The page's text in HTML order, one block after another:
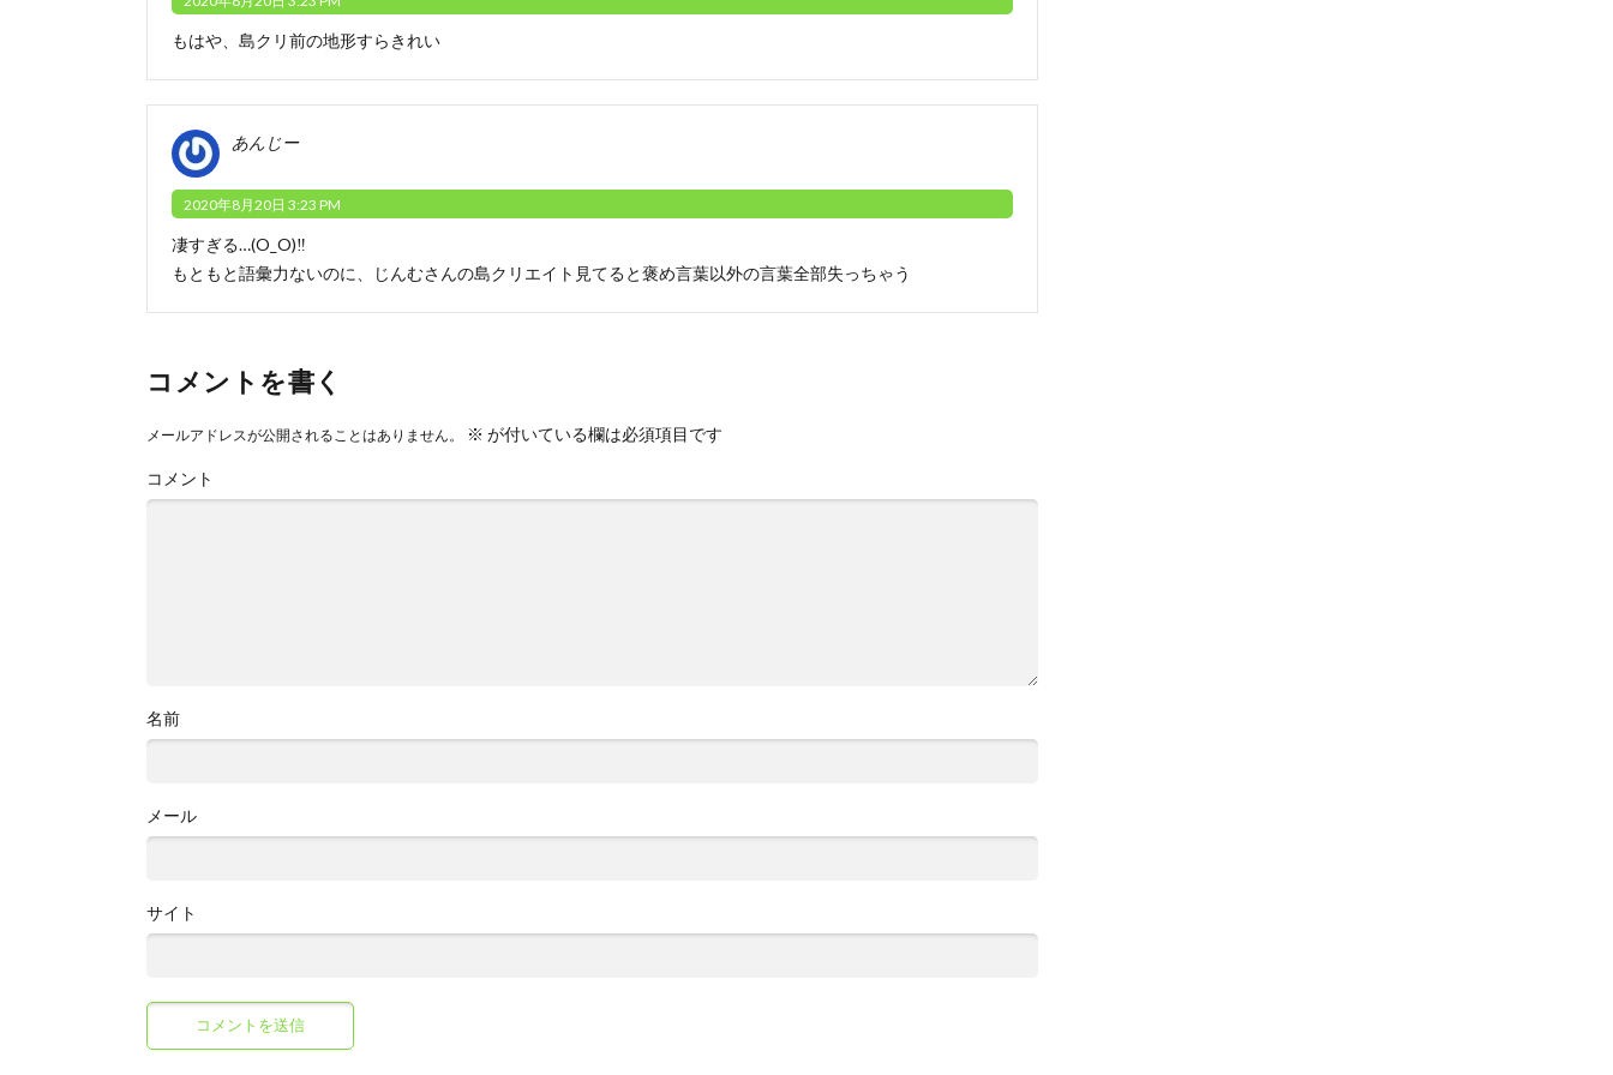
もはや、島クリ前の地形すらきれい
あんじー
2020年8月20日 3:23 PM
凄すぎる…(O_O)‼︎
もともと語彙力ないのに、じんむさんの島クリエイト見てると褒め言葉以外の言葉全部失っちゃう
コメントを書く
メールアドレスが公開されることはありません。 ※ が付いている欄は必須項目です
コメント
名前
メール
サイト